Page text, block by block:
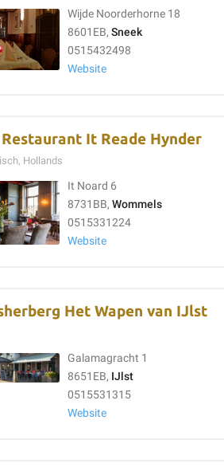
Wijde Noorderhorne 18
8601EB, Sneek
0515432498
Website
It Reade Hynder
Hollands
It Noard 6
8731BB, Wommels
0515331224
Website
Het Wapen van IJlst
Galamagracht 1
8651EB, IJlst
0515531315
Website